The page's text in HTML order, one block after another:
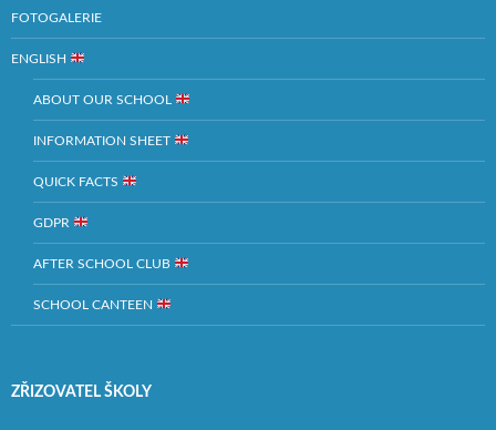
FOTOGALERIE
ENGLISH
ABOUT OUR SCHOOL
INFORMATION SHEET
QUICK FACTS
GDPR
AFTER SCHOOL CLUB
SCHOOL CANTEEN
ZŘIZOVATEL ŠKOLY